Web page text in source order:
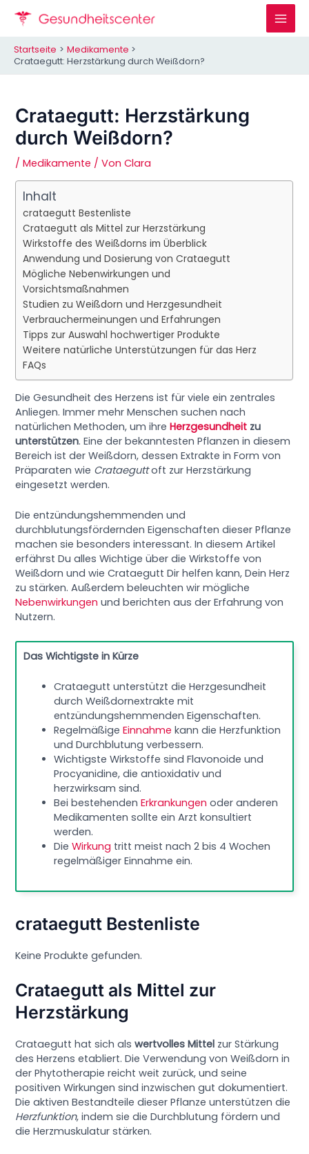
Inhalt
Startseite
Medikamente
Crataegutt: Herzstärkung durch Weißdorn?
Crataegutt: Herzstärkung
durch Weißdorn?
/Medikamente / VonClara
Inhalt
crataegutt Bestenliste
Crataegutt als Mittel zur Herzstärkung
Wirkstoffe des Weißdorns im Überblick
Anwendung und Dosierung von Crataegutt
Mögliche Nebenwirkungen und
Vorsichtsmaßnahmen
Studien zu Weißdorn und Herzgesundheit
Verbrauchermeinungen und Erfahrungen
Tipps zur Auswahl hochwertiger Produkte
Weitere natürliche Unterstützungen für das Herz
FAQs
Die Gesundheit des Herzens ist für viele ein zentrales
Anliegen. Immer mehr Menschen suchen nach
natürlichen Methoden, um ihreHerzgesundheit zu
unterstützen. Eine der bekanntesten Pflanzen in diesem
Bereich ist der Weißdorn, dessen Extrakte in Form von
Präparaten wie Crataeguttoft zur Herzstärkung
eingesetzt werden.
Die entzündungshemmenden und
durchblutungsfördernden Eigenschaften dieser Pflanze
machen sie besonders interessant. In diesem Artikel
erfährst Du alles Wichtige über die Wirkstoffe von
Weißdorn und wie Crataegutt Dir helfen kann, Dein Herz
zu stärken. Außerdem beleuchten wir mögliche
Nebenwirkungen und berichten aus der Erfahrung von
Nutzern.
Das Wichtigste in Kürze
Crataegutt unterstützt die Herzgesundheit
durch Weißdornextrakte mit
entzündungshemmenden Eigenschaften.
RegelmäßigeEinnahme kann die Herzfunktion
und Durchblutung verbessern.
Wichtigste Wirkstoffe sind Flavonoide und
Procyanidine, die antioxidativ und
herzwirksam sind.
Bei bestehendenErkrankungen oder anderen
Medikamenten sollte ein Arzt konsultiert
werden.
DieWirkung tritt meist nach 2 bis 4 Wochen
regelmäßiger Einnahme ein.
crataegutt Bestenliste
Keine Produkte gefunden.
Crataegutt als Mittel zur
Herzstärkung
Crataegutt hat sich alswertvolles Mittel zur Stärkung
des Herzens etabliert. Die Verwendung von Weißdorn in
der Phytotherapie reicht weit zurück, und seine
positiven Wirkungen sind inzwischen gut dokumentiert.
Die aktiven Bestandteile dieser Pflanze unterstützen die
Herzfunktion, indem sie die Durchblutung fördern und
die Herzmuskulatur stärken.